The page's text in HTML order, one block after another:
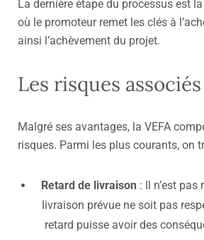
La dernière étape du processus est la
où le promoteur remet les clés à
ainsi l’achèvement du projet.
Les risques associés
Malgré ses avantages, la VEFA
risques. Parmi les plus courants, on
Retard de livraison : Il n’est pas
livraison prévue ne soit pas
retard puisse avoir des